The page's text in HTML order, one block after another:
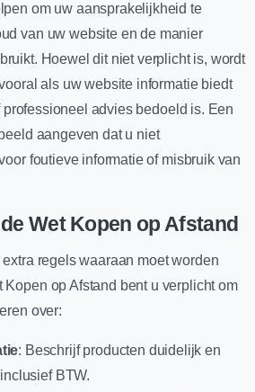
om uw aansprakelijkheid te
van uw website en de manier
Hoewel dit niet verplicht is, wordt
als uw website informatie biedt
advies bedoeld is. Een
aangeven dat u niet
foutieve informatie of misbruik van
Wet Kopen op Afstand
regels waaraan moet worden
op Afstand bent u verplicht om
over:
: Beschrijf producten duidelijk en
BTW.